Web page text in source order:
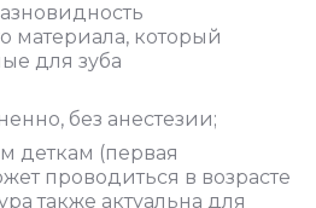
материала, который
для зуба
без анестезии;
деткам (первая
проводиться в возрасте
также актуальна для